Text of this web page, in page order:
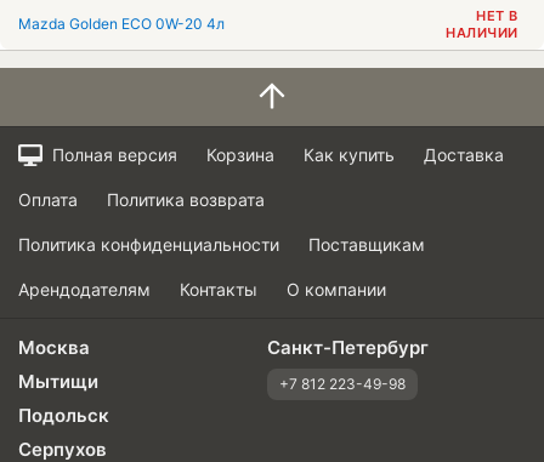
Mazda Golden ECO 0W-20 4л
НЕТ В
НАЛИЧИИ
Полная версия Корзина Как купить Доставка
Оплата Политика возврата
Политика конфиденциальности Поставщикам
Арендодателям Контакты О компании
Москва
Мытищи
Подольск
Серпухов
Санкт-Петербург
+7 812 223-49-98